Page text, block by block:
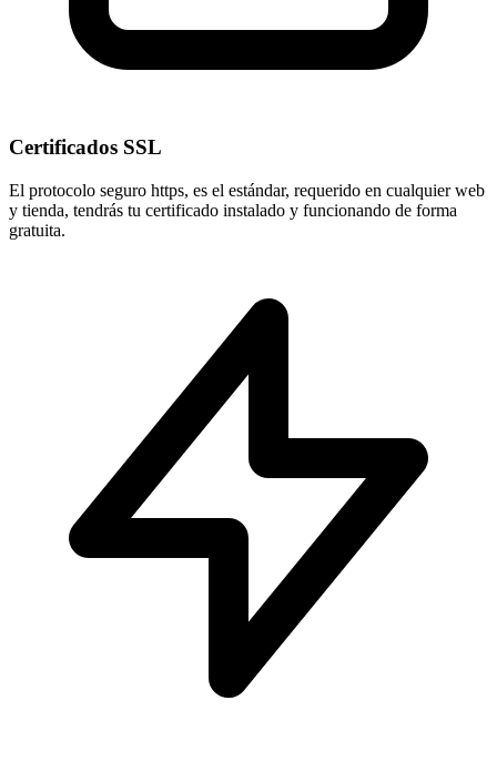
Certificados SSL
El protocolo seguro https, es el estándar, requerido en cualquier web
y tienda, tendrás tu certificado instalado y funcionando de forma
gratuita.